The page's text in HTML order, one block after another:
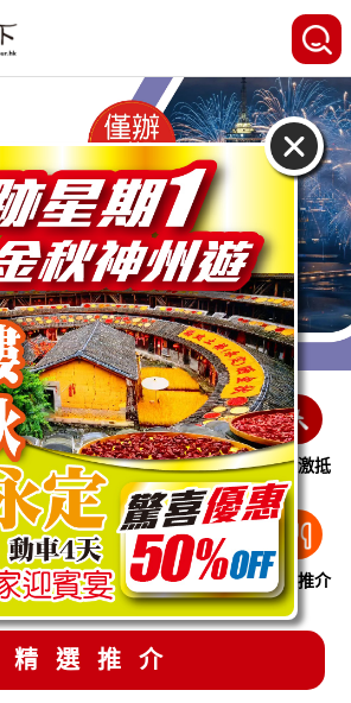
即時特惠 休閒娛樂 會員激抵
溫泉養生 買一送一 美食推介
精選推介